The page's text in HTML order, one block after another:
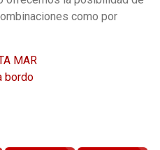
como por
MAR
bordo